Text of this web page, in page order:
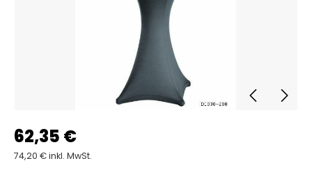
62,35 €
74,20 € inkl. MwSt.